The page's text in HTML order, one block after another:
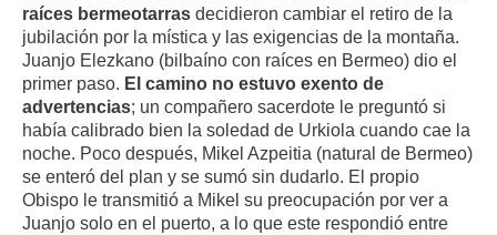
raíces bermeotarras decidieron cambiar el retiro de la
jubilación por la mística y las exigencias de la montaña.
Juanjo Elezkano (bilbaíno con raíces en Bermeo) dio el
primer paso. El camino no estuvo exento de
advertencias; un compañero sacerdote le preguntó si
había calibrado bien la soledad de Urkiola cuando cae la
noche. Poco después, Mikel Azpeitia (natural de Bermeo)
se enteró del plan y se sumó sin dudarlo. El propio
Obispo le transmitió a Mikel su preocupación por ver a
Juanjo solo en el puerto, a lo que este respondió entre